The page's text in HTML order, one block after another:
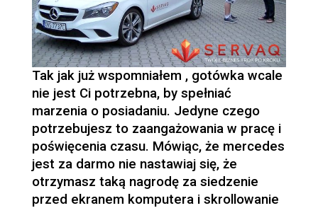
Tak jak już wspomniałem , gotówka wcale
nie jest Ci potrzebna, by spełniać
marzenia o posiadaniu. Jedyne czego
potrzebujesz to zaangażowania w pracę i
poświęcenia czasu. Mówiąc, że mercedes
jest za darmo nie nastawiaj się, że
otrzymasz taką nagrodę za siedzenie
przed ekranem komputera i skrollowanie